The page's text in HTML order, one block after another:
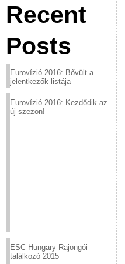
Recent
Posts
Eurovízió 2016: Bővült a
jelentkezők listája
Eurovízió 2016: Kezdődik az
új szezon!
ESC Hungary Rajongói
találkozó 2015